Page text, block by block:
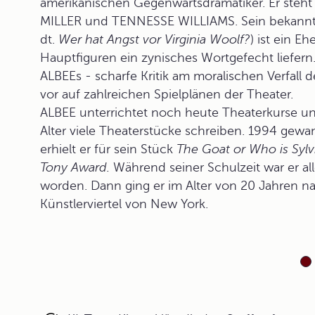
amerikanischen Gegenwartsdramatiker. Er
MILLER und TENNESSE WILLIAMS. Sein
dt. Wer hat Angst vor Virginia Woolf?) ist ein
Hauptfiguren ein zynisches Wortgefecht
ALBEEs - scharfe Kritik am moralischen Verfall
vor auf zahlreichen Spielplänen der Theater.
ALBEE unterrichtet noch heute Theaterkurse
Alter viele Theaterstücke schreiben. 1994
erhielt er für sein Stück The Goat or Who is
Tony Award. Während seiner Schulzeit war er
worden. Dann ging er im Alter von 20 Jahren
Künstlerviertel von New York.